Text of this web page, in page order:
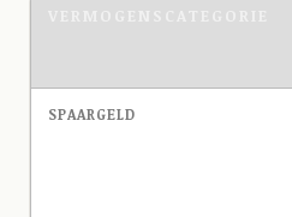
SPAARGELD